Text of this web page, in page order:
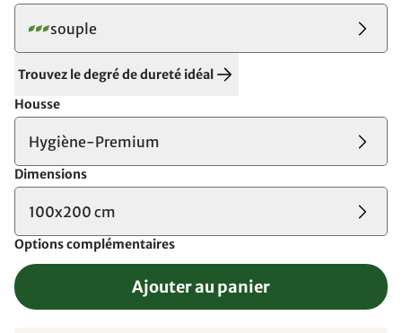
souple
Trouvez le degré de dureté idéal
Housse
Hygiène-Premium
Dimensions
100x200 cm
Options complémentaires
Ajouter au panier